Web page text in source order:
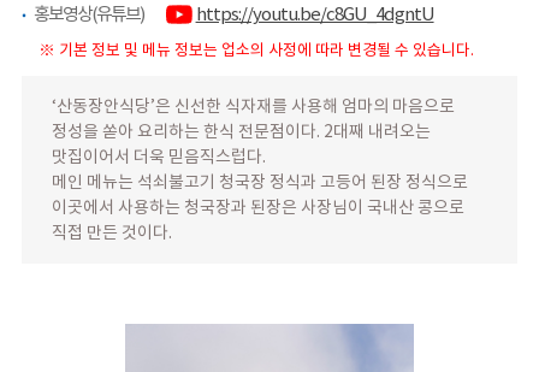
홍보영상(유튜브)
https://youtu.be/c8GU_4dgntU
※ 기본 정보 및 메뉴 정보는 업소의 사정에 따라 변경될 수 있습니다.
‘산동장안식당’은 신선한 식자재를 사용해 엄마의 마음으로
정성을 쏟아 요리하는 한식 전문점이다. 2대째 내려오는
맛집이어서 더욱 믿음직스럽다.
메인 메뉴는 석쇠불고기 청국장 정식과 고등어 된장 정식으로
이곳에서 사용하는 청국장과 된장은 사장님이 국내산 콩으로
직접 만든 것이다.